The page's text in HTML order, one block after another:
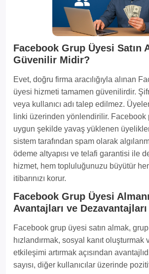
Facebook Grup Üyesi Satın
Güvenilir Midir?
Evet, doğru firma aracılığıyla alınan
üyesi hizmeti tamamen güvenilirdir.
veya kullanıcı adı talep edilmez.
linki üzerinden yönlendirilir. Facebook
uygun şekilde yavaş yüklenen
sistem tarafından spam olarak
ödeme altyapısı ve telafi garantisi ile
hizmet, hem topluluğunuzu büyütür
itibarınızı korur.
Facebook Grup Üyesi
Avantajları ve Dezavantajları
Facebook grup üyesi satın almak,
hızlandırmak, sosyal kanıt oluşturmak
etkileşimi artırmak açısından
sayısı, diğer kullanıcılar üzerinde